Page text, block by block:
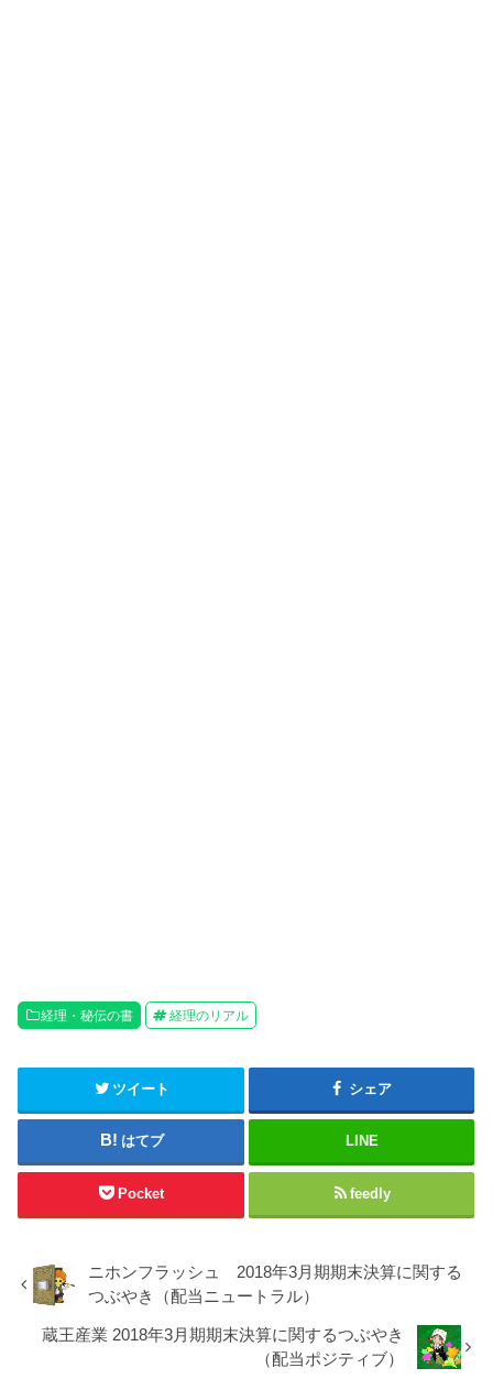
経理・秘伝の書 経理のリアル
ツイート シェア
はてブ LINE
Pocket feedly
ニホンフラッシュ 2018年3月期期末決算に関する
つぶやき（配当ニュートラル）
蔵王産業 2018年3月期期末決算に関するつぶやき
（配当ポジティブ）